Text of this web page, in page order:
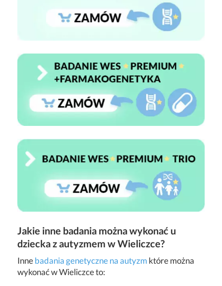
Jakie inne badania można wykonać u
dziecka z autyzmem w Wieliczce?
Innebadania genetyczne na autyzm które można
wykonać w Wieliczce to: